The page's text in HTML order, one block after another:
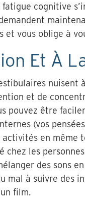
fatigue cognitive
et vous oblige à
Et À
nuisent
et de
pouvez être
(vos
activités en même
chez les
des sons
mal à suivre des
film.